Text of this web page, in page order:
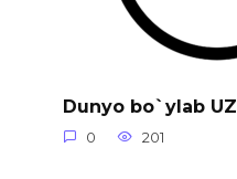
Dunyo bo`ylab UZ
0 201